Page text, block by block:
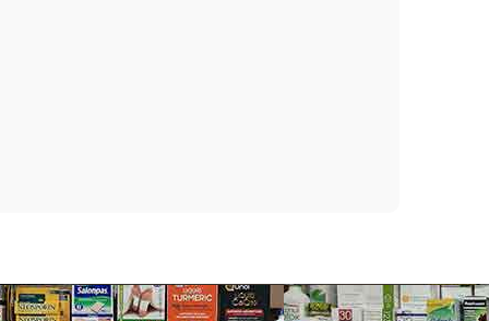
BHA và PHA. Tuy nhiên, phiên bản P50